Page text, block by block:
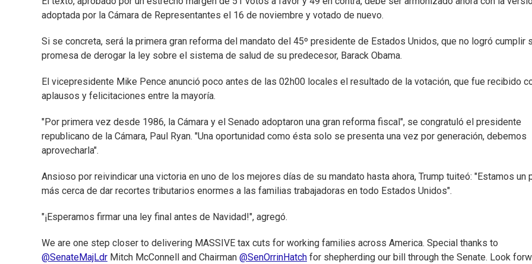
adoptada por la Cámara de Representantes el 16 de noviembre y votado de nuevo.
Si se concreta, será la primera gran reforma del mandato del 45º presidente de Estados Unidos, que no logró cumplir
promesa de derogar la ley sobre el sistema de salud de su predecesor, Barack Obama.
El vicepresidente Mike Pence anunció poco antes de las 02h00 locales el resultado de la votación, que fue recibido
aplausos y felicitaciones entre la mayoría.
"Por primera vez desde 1986, la Cámara y el Senado adoptaron una gran reforma fiscal", se congratuló el presidente
republicano de la Cámara, Paul Ryan. "Una oportunidad como ésta solo se presenta una vez por generación, debemos
aprovecharla".
Ansioso por reivindicar una victoria en uno de los mejores días de su mandato hasta ahora, Trump tuiteó: "Estamos un
más cerca de dar recortes tributarios enormes a las familias trabajadoras en todo Estados Unidos".
"¡Esperamos firmar una ley final antes de Navidad!", agregó.
We are one step closer to delivering MASSIVE tax cuts for working families across America. Special thanks to
@SenateMajLdr Mitch McConnell and Chairman @SenOrrinHatch for shepherding our bill through the Senate. Look